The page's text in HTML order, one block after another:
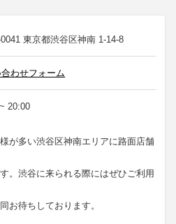
東京都渋谷区神南 1-14-8
わせフォーム
20:00
が多い渋谷区神南エリアに路面店舗
。渋谷に来られる際にはぜひご利用
お待ちしております。